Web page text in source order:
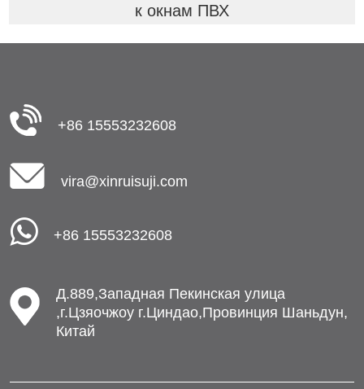
к окнам ПВХ
+86 15553232608
vira@xinruisuji.com
+86 15553232608
Д.889,Западная Пекинская улица
,г.Цзяочжоу г.Циндао,Провинция Шаньдун,
Китай